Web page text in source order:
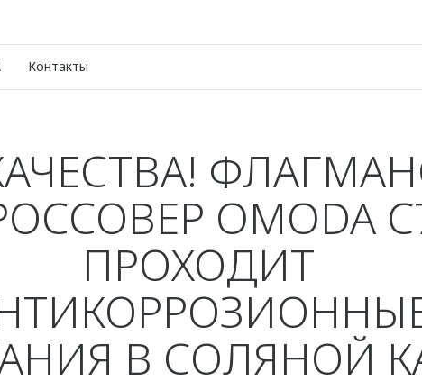
Контакты
OMODA
ПРОХОДИТ
В СОЛЯНОЙ